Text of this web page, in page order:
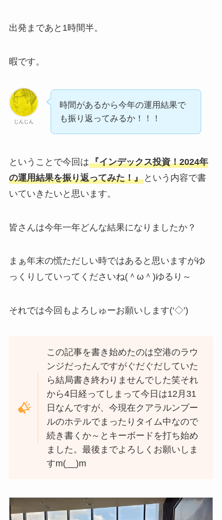
出発まであと1時間半。
暇です。
じんじん
時間があるから今年の運用結果で
も振り返ってみるか！！！
ということで今回は『インデックス投資！2024年
の運用結果を振り返ってみた！』という内容で書
いていきたいと思います。
皆さんは今年一年どんな結果になりましたか？
まぁ年末の慌ただしい時ではあると思いますがゆ
っくりしていってくださいね(＾ω＾)ゆるり～
それでは今回もよろしゅーお願いします(‘◇’)ゞ
この記事を書き始めたのは空港のラウ
ンジだったんですがぐだぐだしていた
ら結局書き終わりませんでした笑それ
から4日経ってしまって今日は12月31
日なんですが、今現在クアラルンプー
ルのホテルでまったりタイム中なので
続き書くか～とキーボードを打ち始め
ました。最後までよろしくお願いしま
すm(__)m